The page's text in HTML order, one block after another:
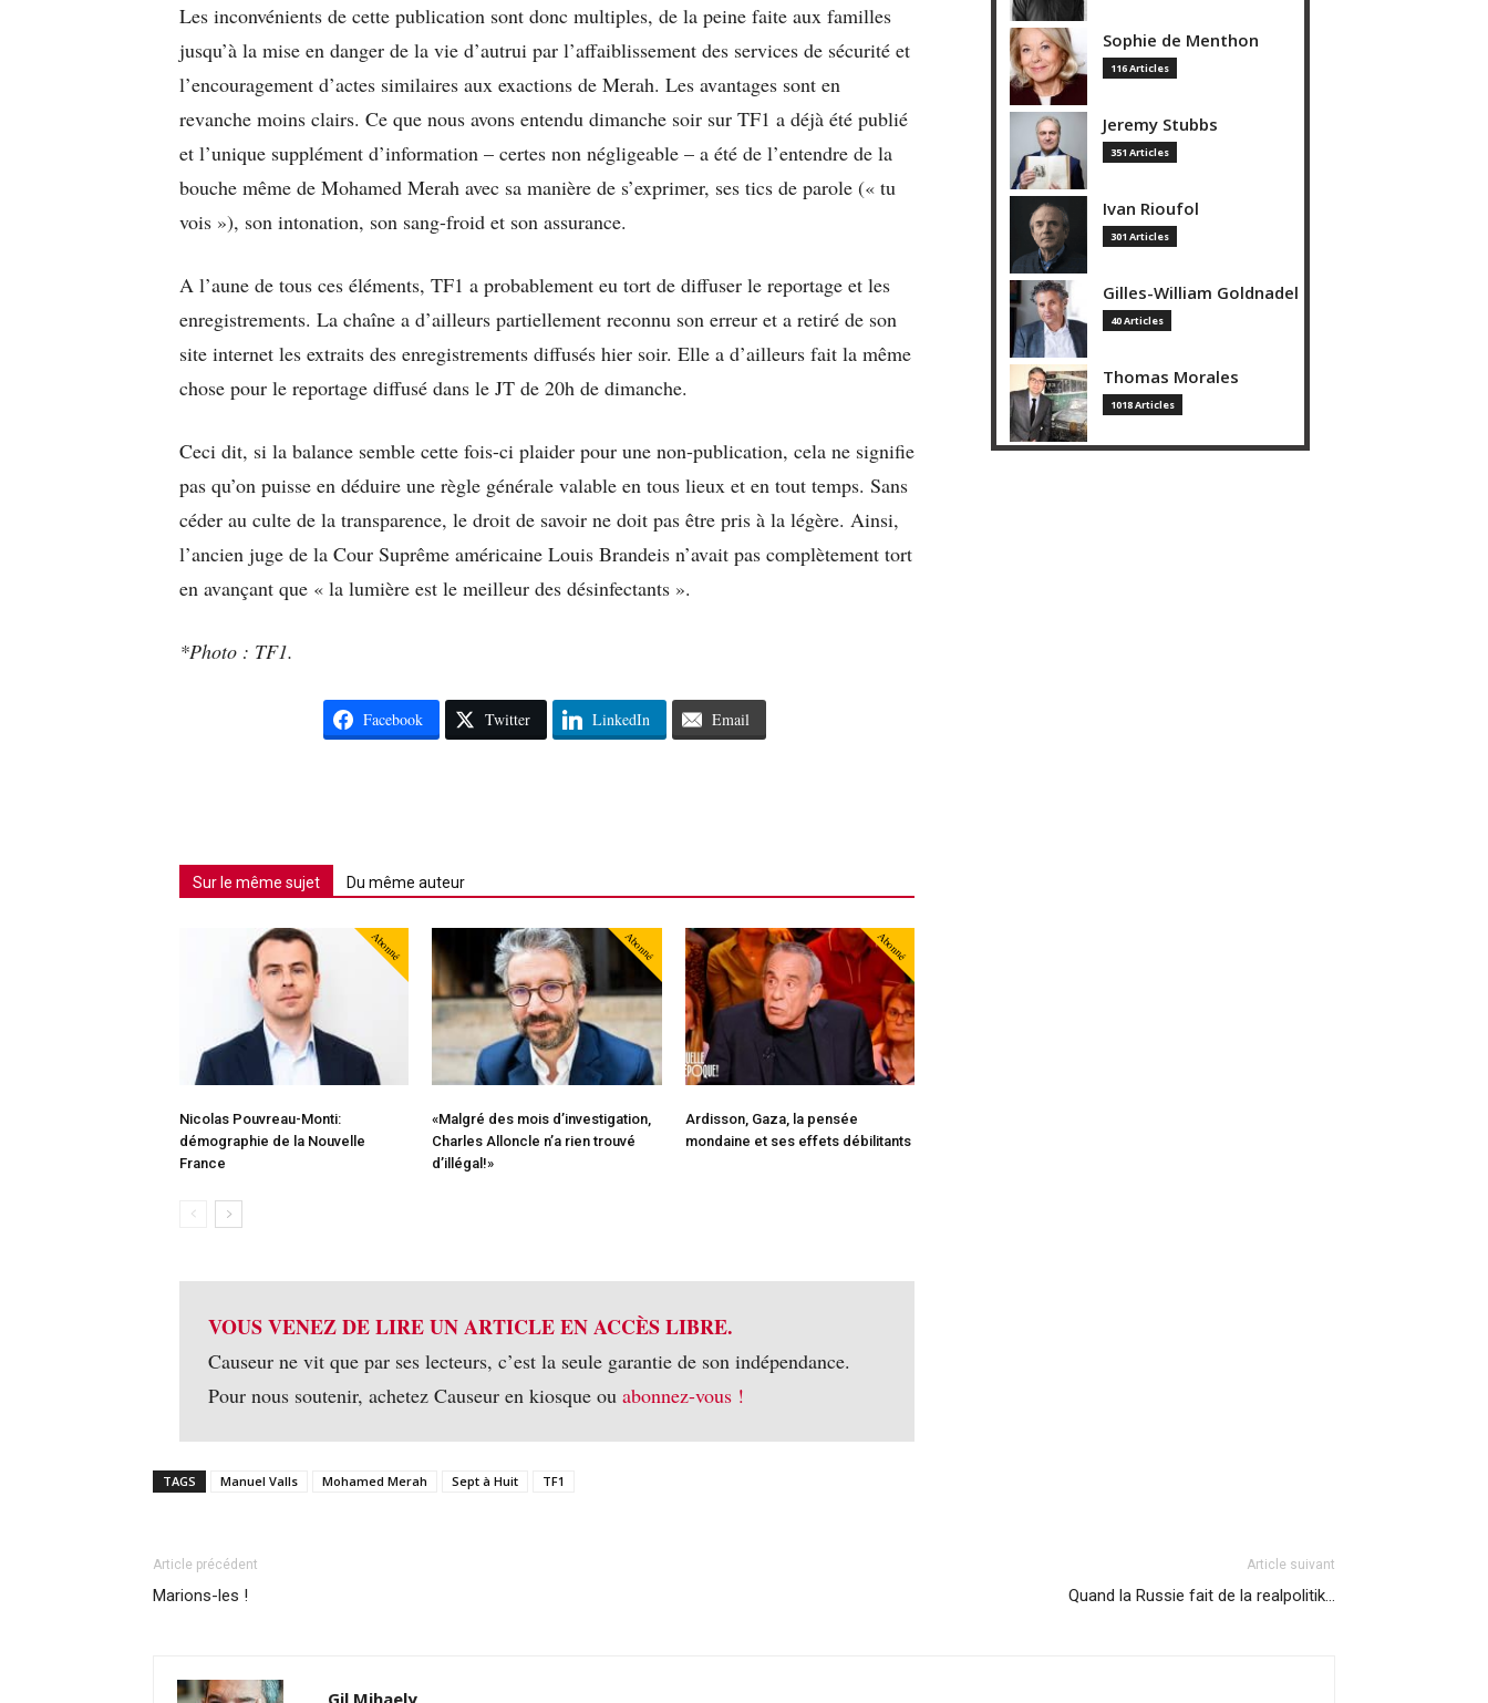
Les inconvénients de cette publication sont donc multiples, de la peine faite aux familles
jusqu’à la mise en danger de la vie d’autrui par l’affaiblissement des services de sécurité et
l’encouragement d’actes similaires aux exactions de Merah. Les avantages sont en
revanche moins clairs. Ce que nous avons entendu dimanche soir sur TF1 a déjà été publié
et l’unique supplément d’information – certes non négligeable – a été de l’entendre de la
bouche même de Mohamed Merah avec sa manière de s’exprimer, ses tics de parole (« tu
vois »), son intonation, son sang-froid et son assurance.
A l’aune de tous ces éléments, TF1 a probablement eu tort de diffuser le reportage et les
enregistrements. La chaîne a d’ailleurs partiellement reconnu son erreur et a retiré de son
site internet les extraits des enregistrements diffusés hier soir. Elle a d’ailleurs fait la même
chose pour le reportage diffusé dans le JT de 20h de dimanche.
Ceci dit, si la balance semble cette fois-ci plaider pour une non-publication, cela ne signifie
pas qu’on puisse en déduire une règle générale valable en tous lieux et en tout temps. Sans
céder au culte de la transparence, le droit de savoir ne doit pas être pris à la légère. Ainsi,
l’ancien juge de la Cour Suprême américaine Louis Brandeis n’avait pas complètement tort
en avançant que « la lumière est le meilleur des désinfectants ».
*Photo : TF1.
Facebook Twitter LinkedIn Email
Sur le même sujet Du même auteur
Abonné
Nicolas Pouvreau-Monti:
démographie de la Nouvelle
France
Abonné
«Malgré des mois d’investigation,
Charles Alloncle n’a rien trouvé
d’illégal!»
Abonné
Ardisson, Gaza, la pensée
mondaine et ses effets débilitants
VOUS VENEZ DE LIRE UN ARTICLE EN ACCÈS LIBRE.
Causeur ne vit que par ses lecteurs, c’est la seule garantie de son indépendance.
Pour nous soutenir, achetez Causeur en kiosque ou abonnez-vous !
Sophie de Menthon
116 Articles
Jeremy Stubbs
351 Articles
Ivan Rioufol
301 Articles
Gilles-William Goldnadel
40 Articles
Thomas Morales
1018 Articles
TAGS Manuel Valls Mohamed Merah Sept à Huit TF1
Article précédent
Marions-les !
Article suivant
Quand la Russie fait de la realpolitik…